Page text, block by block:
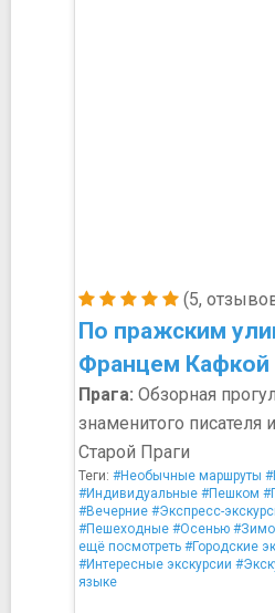
(5,
По пражским
Францем Кафкой
Прага: Обзорная
знаменитого писателя
Старой Праги
Теги: #Необычные маршруты
#Индивидуальные #Пешком
#Вечерние #Экспресс-
#Пешеходные #Осенью
ещё посмотреть #Городские
#Интересные экскурсии
языке